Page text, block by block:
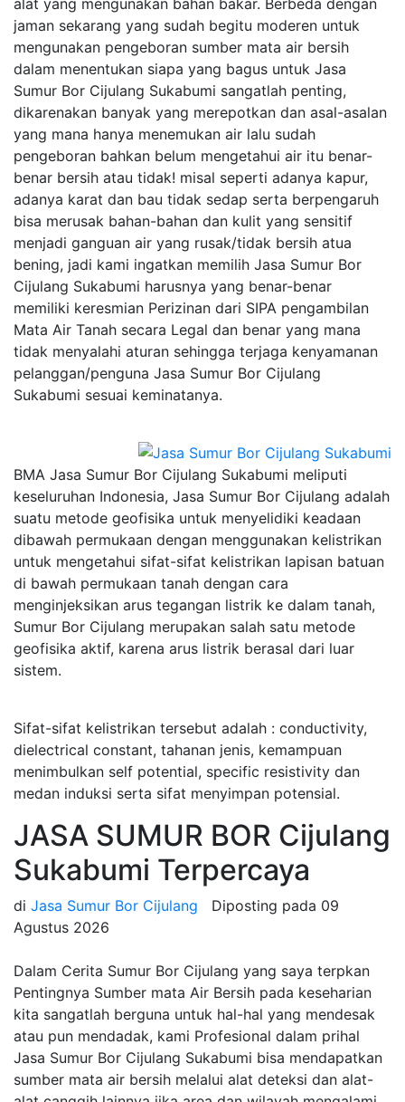
alat yang mengunakan bahan bakar. Berbeda dengan
jaman sekarang yang sudah begitu moderen untuk
mengunakan pengeboran sumber mata air bersih
dalam menentukan siapa yang bagus untuk Jasa
Sumur Bor Cijulang Sukabumi sangatlah penting,
dikarenakan banyak yang merepotkan dan asal-asalan
yang mana hanya menemukan air lalu sudah
pengeboran bahkan belum mengetahui air itu benar-
benar bersih atau tidak! misal seperti adanya kapur,
adanya karat dan bau tidak sedap serta berpengaruh
bisa merusak bahan-bahan dan kulit yang sensitif
menjadi ganguan air yang rusak/tidak bersih atua
bening, jadi kami ingatkan memilih Jasa Sumur Bor
Cijulang Sukabumi harusnya yang benar-benar
memiliki keresmian Perizinan dari SIPA pengambilan
Mata Air Tanah secara Legal dan benar yang mana
tidak menyalahi aturan sehingga terjaga kenyamanan
pelanggan/penguna Jasa Sumur Bor Cijulang
Sukabumi sesuai keminatanya.
BMA Jasa Sumur Bor Cijulang Sukabumi meliputi
keseluruhan Indonesia, Jasa Sumur Bor Cijulang adalah
suatu metode geofisika untuk menyelidiki keadaan
dibawah permukaan dengan menggunakan kelistrikan
untuk mengetahui sifat-sifat kelistrikan lapisan batuan
di bawah permukaan tanah dengan cara
menginjeksikan arus tegangan listrik ke dalam tanah,
Sumur Bor Cijulang merupakan salah satu metode
geofisika aktif, karena arus listrik berasal dari luar
sistem.
Sifat-sifat kelistrikan tersebut adalah : conductivity,
dielectrical constant, tahanan jenis, kemampuan
menimbulkan self potential, specific resistivity dan
medan induksi serta sifat menyimpan potensial.
JASA SUMUR BOR Cijulang
Sukabumi Terpercaya
di Jasa Sumur Bor Cijulang Diposting pada 09
Agustus 2026
Dalam Cerita Sumur Bor Cijulang yang saya terpkan
Pentingnya Sumber mata Air Bersih pada keseharian
kita sangatlah berguna untuk hal-hal yang mendesak
atau pun mendadak, kami Profesional dalam prihal
Jasa Sumur Bor Cijulang Sukabumi bisa mendapatkan
sumber mata air bersih melalui alat deteksi dan alat-